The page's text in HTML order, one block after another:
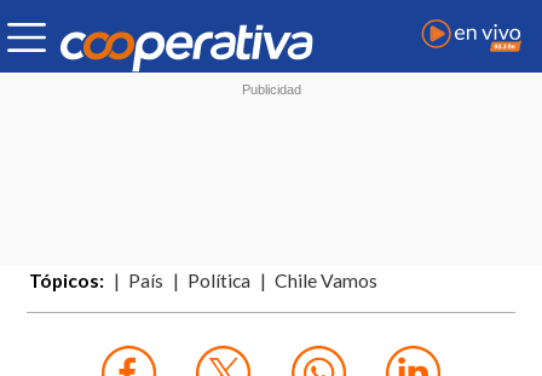
Tópicos: País Política Chile Vamos